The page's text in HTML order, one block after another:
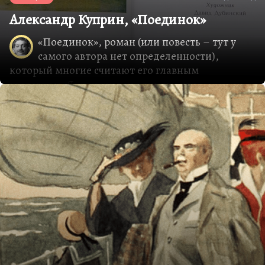
Александр Куприн, «Поединок»
«Поединок», роман (или повесть – тут у
самого автора нет определенности),
который многие считают его главным
шедевром. Я, конечно, не думаю, что
«Поединок» – однозначно лучшее его
произведение, но в советское время оно
считалось самым боевитым, самым
революционным, а по большому счету, наверно,
самым личным, самым безнадежным. Куприн и
сам до 1894 года служил в пехотном полку,
вышел в отставку, довольно долго питался
воспоминаниями о службе у западных границ
империи, в еврейском местечке, которое весной
превращалось в сплошное болото, об
офицерском быте, где, кроме водки и карт, не
было никаких развлечений, о зверствах по